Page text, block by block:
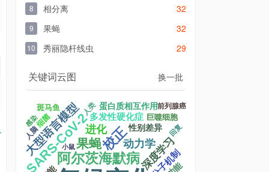
8 相分离 32
9 果蝇 32
10 秀丽隐杆线虫 29
关键词云图 换一批